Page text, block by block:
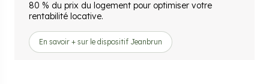
80 % du prix du logement pour optimiser votre
rentabilité locative.
En savoir + sur le dispositif Jeanbrun